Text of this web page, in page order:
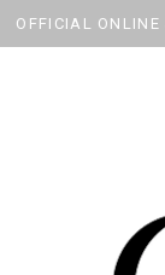
OFFICIAL ONLINE